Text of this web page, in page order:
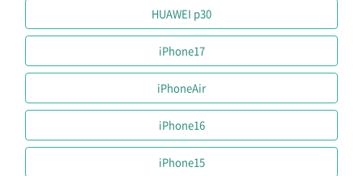
HUAWEI p30
iPhone17
iPhoneAir
iPhone16
iPhone15